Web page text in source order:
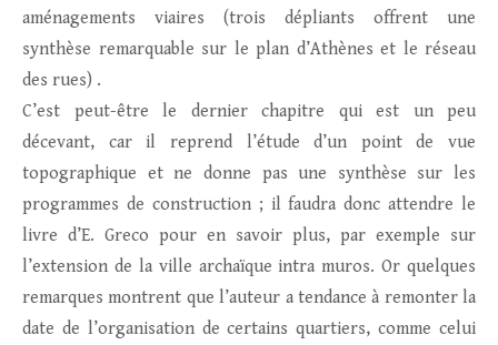
aménagements viaires (trois dépliants offrent une
synthèse remarquable sur le plan d’Athènes et le réseau
des rues) .
C’est peut-être le dernier chapitre qui est un peu
décevant, car il reprend l’étude d’un point de vue
topographique et ne donne pas une synthèse sur les
programmes de construction ; il faudra donc attendre le
livre d’E. Greco pour en savoir plus, par exemple sur
l’extension de la ville archaïque intra muros. Or quelques
remarques montrent que l’auteur a tendance à remonter la
date de l’organisation de certains quartiers, comme celui